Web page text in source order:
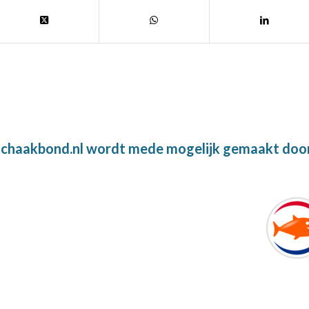
wordt mede mogelijk gemaakt